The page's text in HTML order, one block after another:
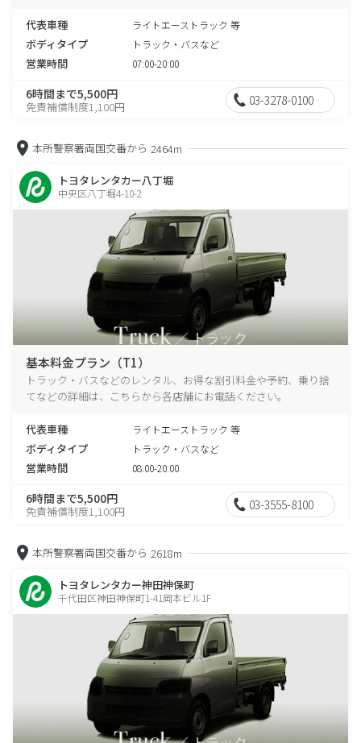
代表車種 ライトエーストラック 等
ボディタイプ トラック・バスなど
営業時間 07:00-20:00
6時間まで5,500円
免責補償制度1,100円 03-3278-0100
本所警察署両国交番から 2464m
トヨタレンタカー八丁堀
中央区八丁堀4-10-2
基本料金プラン（T1）
トラック・バスなどのレンタル、お得な割引料金や予約、乗り捨
てなどの詳細は、こちらから各店舗にお電話ください。
代表車種 ライトエーストラック 等
ボディタイプ トラック・バスなど
営業時間 08:00-20:00
6時間まで5,500円
免責補償制度1,100円 03-3555-8100
本所警察署両国交番から 2618m
トヨタレンタカー神田神保町
千代田区神田神保町1-41岡本ビル1F